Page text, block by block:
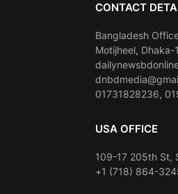
CONTACT
Bangladesh
Motijheel, Dhaka-
01731828236,
USA OFFICE
109-17 205th St,
+1 (718) 864-